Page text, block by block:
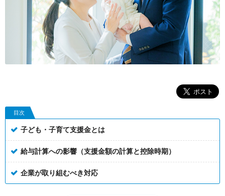
目次
子ども・子育て支援金とは
給与計算への影響（支援金額の計算と控除時期）
企業が取り組むべき対応